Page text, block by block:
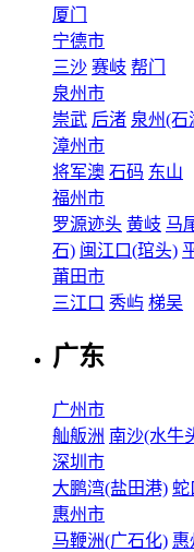
厦门
宁德市
三沙 赛岐 帮门
泉州市
崇武 后渚 泉州(石
漳州市
将军澳 石码 东山
福州市
罗源迹头 黄岐 马
石) 闽江口(琯头)
莆田市
三江口 秀屿 梯吴
广东
广州市
舢舨洲 南沙(水牛
深圳市
大鹏湾(盐田港) 蛇
惠州市
马鞭洲(广石化) 惠